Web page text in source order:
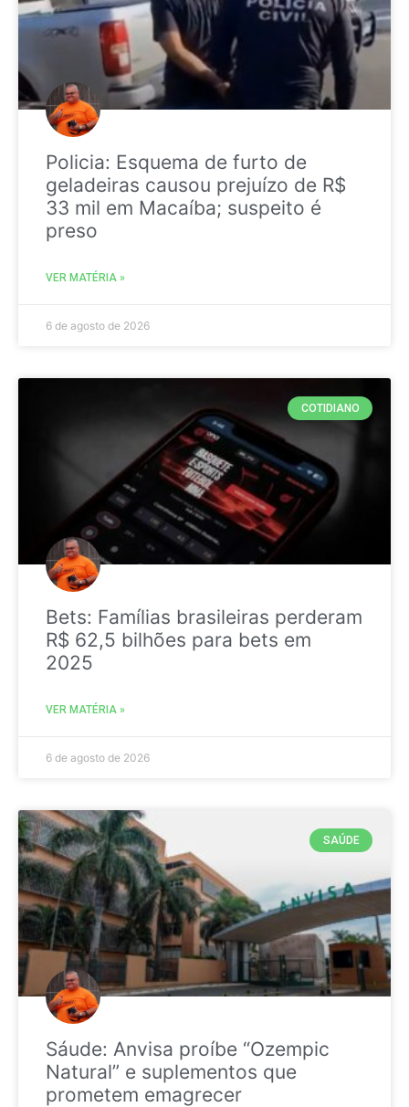
Policia: Esquema de furto de
geladeiras causou prejuízo de R$
33 mil em Macaíba; suspeito é
preso
VER MATÉRIA »
6 de agosto de 2026
COTIDIANO
Bets: Famílias brasileiras perderam
R$ 62,5 bilhões para bets em
2025
VER MATÉRIA »
6 de agosto de 2026
SAÚDE
Sáude: Anvisa proíbe “Ozempic
Natural” e suplementos que
prometem emagrecer